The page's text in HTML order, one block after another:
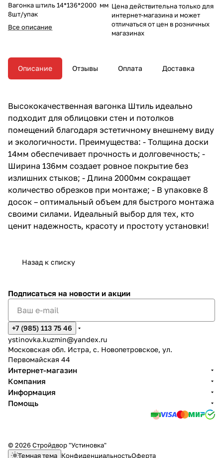
Вагонка штиль 14*136*2000 мм
8шт/упак
Все описание
Цена действительна только для
интернет-магазина и может
отличаться от цен в розничных
магазинах
Описание Отзывы Оплата Доставка
Высококачественная вагонка Штиль идеально
подходит для облицовки стен и потолков
помещений благодаря эстетичному внешнему виду
и экологичности. Преимущества: - Толщина доски
14мм обеспечивает прочность и долговечность; -
Ширина 136мм создает ровное покрытие без
излишних стыков; - Длина 2000мм сокращает
количество обрезков при монтаже; - В упаковке 8
досок – оптимальный объем для быстрого монтажа
своими силами. Идеальный выбор для тех, кто
ценит надежность, красоту и простоту установки!
Назад к списку
Подписаться на новости и акции
+7 (985) 113 75 46
ystinovka.kuzmin@yandex.ru
Московская обл. Истра, с. Новопетровское, ул.
Первомайская 44
Интернет-магазин
Компания
Информация
Помощь
© 2026 Стройдвор "Устиновка"
Темная тема КонфиденциальностьОферта